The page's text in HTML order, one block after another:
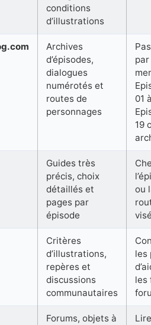
conditions
d’illustrations
Archives
d’épisodes,
dialogues
numérotés et
routes de
personnages
01
19
Guides très
précis, choix
détaillés et
pages par
épisode
ou
Critères
d’illustrations,
repères et
discussions
communautaires
les
les
Forums, objets à